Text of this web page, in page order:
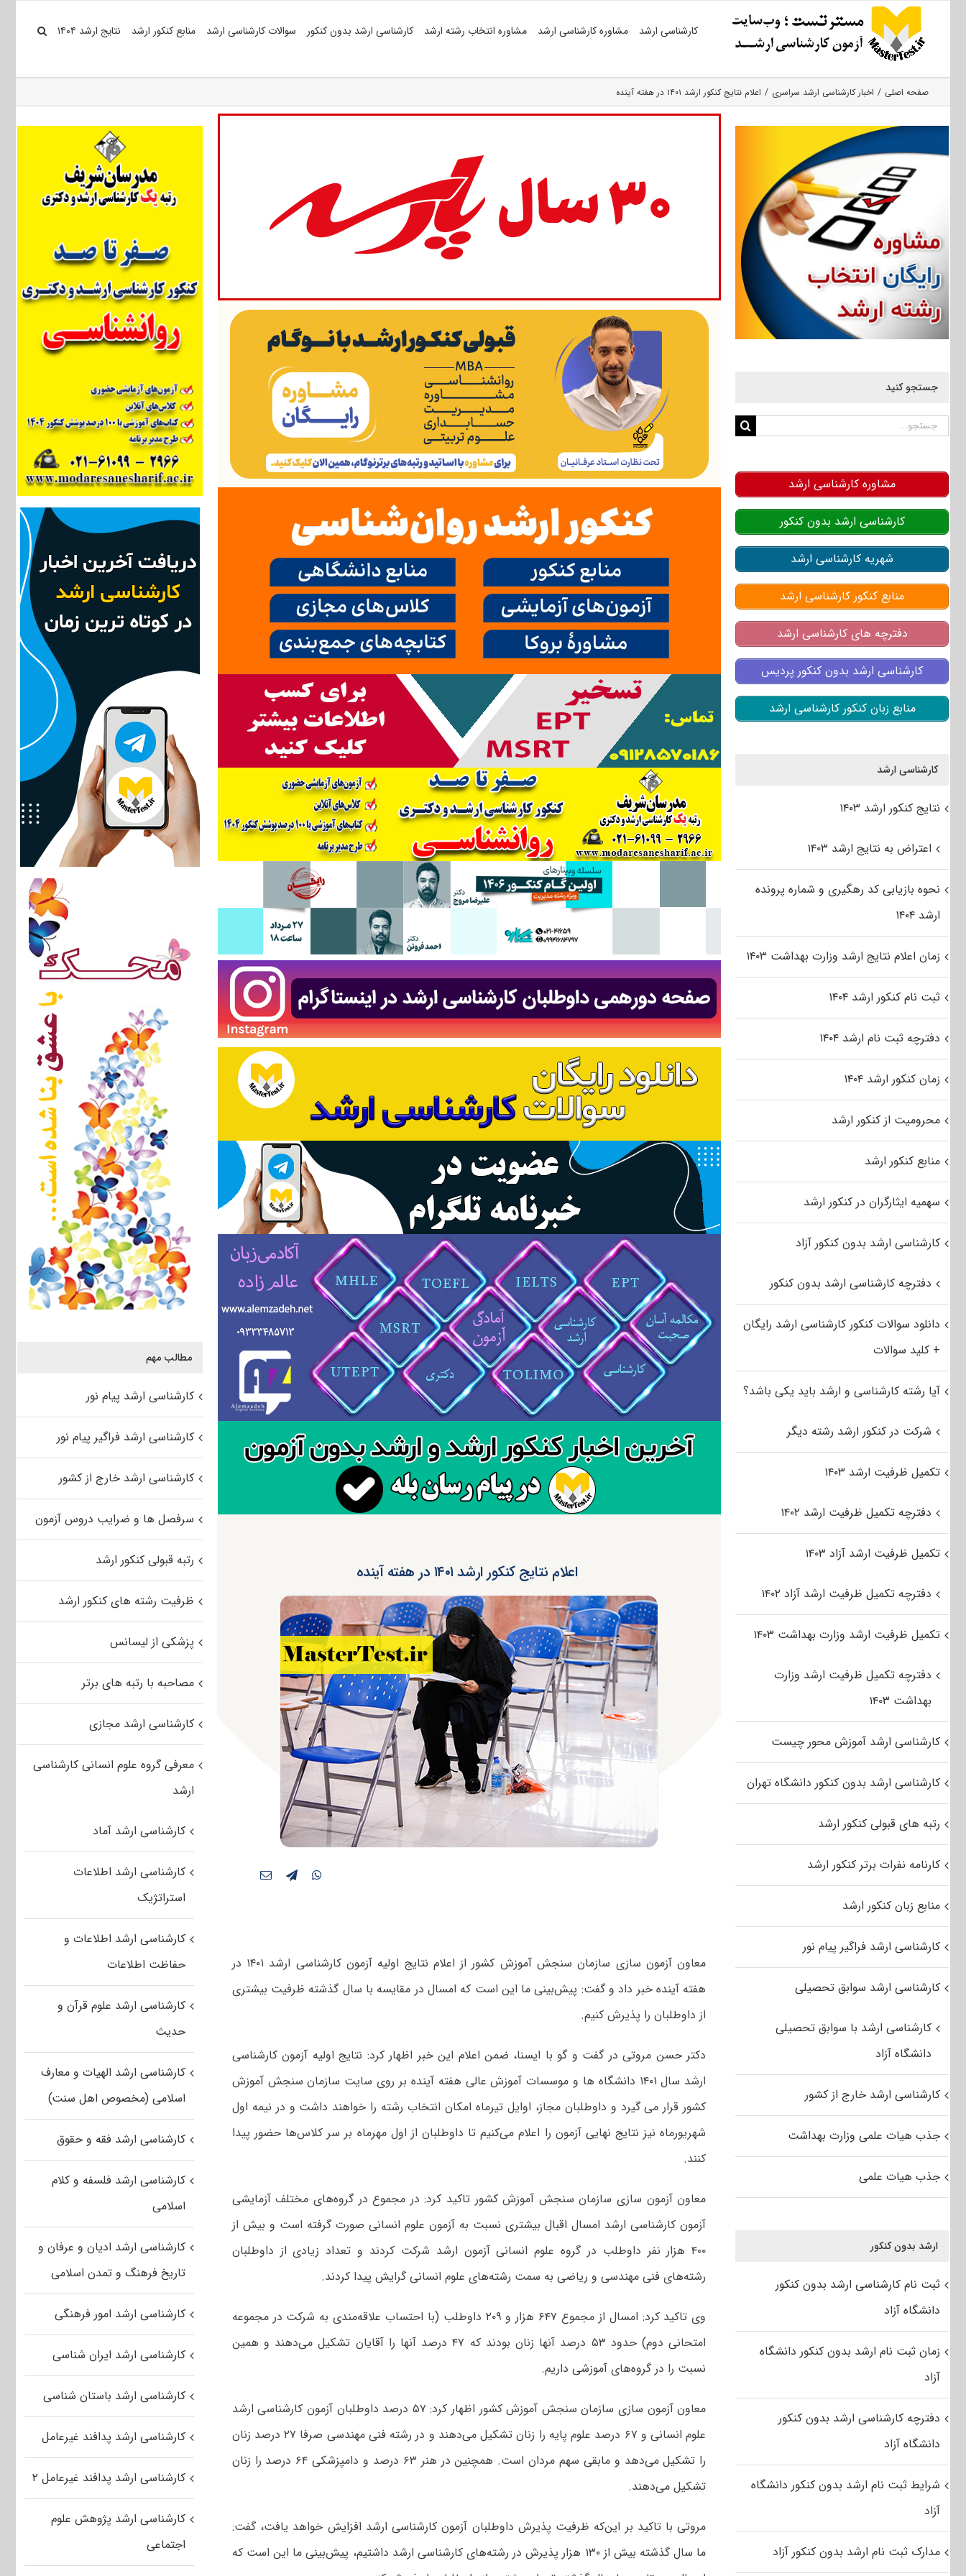
کارشناسی ارشد مشاوره کارشناسی ارشد مشاوره انتخاب رشته ارشد کارشناسی ارشد بدون کنکور سوالات کارشناسی ارشد منابع کنکور ارشد نتایج ارشد ۱۴۰۴
صفحه اصلی اخبار کارشناسی ارشد سراسری اعلام نتایج کنکور ارشد ۱۴۰۱ در هفته آینده
اعلام نتایج کنکور ارشد ۱۴۰۱ در هفته آینده
معاون آزمون سازی سازمان سنجش آموزش کشور از اعلام نتایج اولیه آزمون کارشناسی ارشد ۱۴۰۱ در
هفته آینده خبر داد و گفت: پیش‌بینی ما این است که امسال در مقایسه با سال گذشته ظرفیت بیشتری
از داوطلبان را پذیرش کنیم.
دکتر حسن مروتی در گفت و گو با ایسنا، ضمن اعلام این خبر اظهار کرد: نتایج اولیه آزمون کارشناسی
ارشد سال ۱۴۰۱ دانشگاه ها و موسسات آموزش عالی هفته آینده بر روی سایت سازمان سنجش آموزش
کشور قرار می گیرد و داوطلبان مجاز، اوایل تیرماه امکان انتخاب رشته را خواهند داشت و در نیمه اول
شهریورماه نیز نتایج نهایی آزمون را اعلام می‌کنیم تا داوطلبان از اول مهرماه بر سر کلاس‌ها حضور پیدا
کنند.
معاون آزمون سازی سازمان سنجش آموزش کشور تاکید کرد: در مجموع در گروه‌های مختلف آزمایشی
آزمون کارشناسی ارشد امسال اقبال بیشتری نسبت به آزمون علوم انسانی صورت گرفته است و بیش از
۴۰۰ هزار نفر داوطلب در گروه علوم انسانی آزمون ارشد شرکت کردند و تعداد زیادی از داوطلبان
رشته‌های فنی مهندسی و ریاضی به سمت رشته‌های علوم انسانی گرایش پیدا کردند.
وی تاکید کرد: امسال از مجموع ۶۴۷ هزار و ۲۰۹ داوطلب (با احتساب علاقه‌مندی به شرکت در مجموعه
امتحانی دوم) حدود ۵۳ درصد آنها زنان بودند که ۴۷ درصد آنها را آقایان تشکیل می‌دهند و همین
نسبت را در گروه‌های آموزشی داریم.
معاون آزمون سازی سازمان سنجش آموزش کشور اظهار کرد: ۵۷ درصد داوطلبان آزمون کارشناسی ارشد
علوم انسانی و ۶۷ درصد علوم پایه را زنان تشکیل می‌دهند و در رشته فنی مهندسی صرفا ۲۷ درصد زنان
را تشکیل می‌دهد و مابقی سهم مردان است. همچنین در هنر ۶۳ درصد و دامپزشکی ۶۴ درصد را زنان
تشکیل می‌دهند.
مروتی با تاکید بر این‌که ظرفیت پذیرش داوطلبان آزمون کارشناسی ارشد افزایش خواهد یافت، گفت:
ما سال گذشته بیش از ۱۳۰ هزار پذیرش در رشته‌های کارشناسی ارشد داشتیم، پیش‌بینی ما این است که
مطالب مهم
کارشناسی ارشد پیام نور
کارشناسی ارشد فراگیر پیام نور
کارشناسی ارشد خارج از کشور
سرفصل ها و ضرایب دروس آزمون
رتبه قبولی کنکور ارشد
ظرفیت رشته های کنکور ارشد
پزشکی از لیسانس
مصاحبه با رتبه های برتر
کارشناسی ارشد مجازی
معرفی گروه علوم انسانی کارشناسی
ارشد
کارشناسی ارشد آماد
کارشناسی ارشد اطلاعات
استراتژیک
کارشناسی ارشد اطلاعات و
حفاظت اطلاعات
کارشناسی ارشد علوم قرآن و
حدیث
کارشناسی ارشد الهیات و معارف
اسلامی (مخصوص اهل سنت)
کارشناسی ارشد فقه و حقوق
کارشناسی ارشد فلسفه و کلام
اسلامی
کارشناسی ارشد ادیان و عرفان و
تاریخ فرهنگ و تمدن اسلامی
کارشناسی ارشد امور فرهنگی
کارشناسی ارشد ایران شناسی
کارشناسی ارشد باستان شناسی
کارشناسی ارشد پدافند غیرعامل
کارشناسی ارشد پدافند غیرعامل ۲
کارشناسی ارشد پژوهش علوم
اجتماعی
جستجو کنید
جستجو
مشاوره کارشناسی ارشد
کارشناسی ارشد بدون کنکور
شهریه کارشناسی ارشد
منابع کنکور کارشناسی ارشد
دفترچه های کارشناسی ارشد
کارشناسی ارشد بدون کنکور پردیس
منابع زبان کنکور کارشناسی ارشد
کارشناسی ارشد
نتایج کنکور ارشد ۱۴۰۳
اعتراض به نتایج ارشد ۱۴۰۳
نحوه بازیابی کد رهگیری و شماره پرونده
ارشد ۱۴۰۴
زمان اعلام نتایج ارشد وزارت بهداشت ۱۴۰۳
ثبت نام کنکور ارشد ۱۴۰۴
دفترچه ثبت نام ارشد ۱۴۰۴
زمان کنکور ارشد ۱۴۰۴
محرومیت از کنکور ارشد
منابع کنکور ارشد
سهمیه ایثارگران در کنکور ارشد
کارشناسی ارشد بدون کنکور آزاد
دفترچه کارشناسی ارشد بدون کنکور
دانلود سوالات کنکور کارشناسی ارشد رایگان
+ کلید سوالات
آیا رشته کارشناسی و ارشد باید یکی باشد؟
شرکت در کنکور ارشد رشته دیگر
تکمیل ظرفیت ارشد ۱۴۰۳
دفترچه تکمیل ظرفیت ارشد ۱۴۰۲
تکمیل ظرفیت ارشد آزاد ۱۴۰۳
دفترچه تکمیل ظرفیت ارشد آزاد ۱۴۰۲
تکمیل ظرفیت ارشد وزارت بهداشت ۱۴۰۳
دفترچه تکمیل ظرفیت ارشد وزارت
بهداشت ۱۴۰۳
کارشناسی ارشد آموزش محور چیست
کارشناسی ارشد بدون کنکور دانشگاه تهران
رتبه های قبولی کنکور ارشد
کارنامه نفرات برتر کنکور ارشد
منابع زبان کنکور ارشد
کارشناسی ارشد فراگیر پیام نور
کارشناسی ارشد سوابق تحصیلی
کارشناسی ارشد با سوابق تحصیلی
دانشگاه آزاد
کارشناسی ارشد خارج از کشور
جذب هیات علمی وزارت بهداشت
جذب هیات علمی
ارشد بدون کنکور
ثبت نام کارشناسی ارشد بدون کنکور
دانشگاه آزاد
زمان ثبت نام ارشد بدون کنکور دانشگاه
آزاد
دفترچه کارشناسی ارشد بدون کنکور
دانشگاه آزاد
شرایط ثبت نام ارشد بدون کنکور دانشگاه
آزاد
مدارک ثبت نام ارشد بدون کنکور آزاد